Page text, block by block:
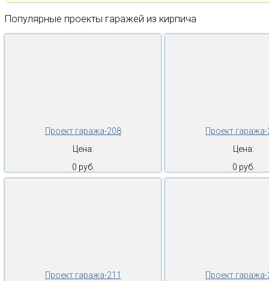
Популярные проекты гаражей из кирпича
Проект гаража-208
Цена:
0 руб.
Проект
Цена:
0 руб.
Проект гаража-211
Проект